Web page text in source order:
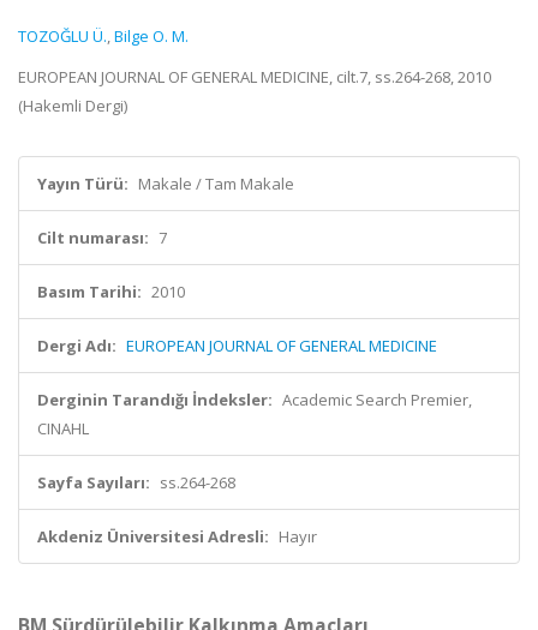
TOZOĞLU Ü.,Bilge O. M.
EUROPEAN JOURNAL OF GENERAL MEDICINE, cilt.7, ss.264-268, 2010
(Hakemli Dergi)
Yayın Türü: Makale / Tam Makale
Cilt numarası: 7
Basım Tarihi: 2010
Dergi Adı: EUROPEAN JOURNAL OF GENERAL MEDICINE
Derginin Tarandığı İndeksler: Academic Search Premier,
CINAHL
Sayfa Sayıları: ss.264-268
Akdeniz Üniversitesi Adresli: Hayır